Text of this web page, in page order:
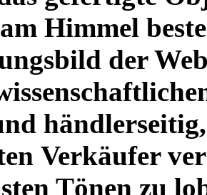
Himmel
der
Verkäufer
Tönen zu